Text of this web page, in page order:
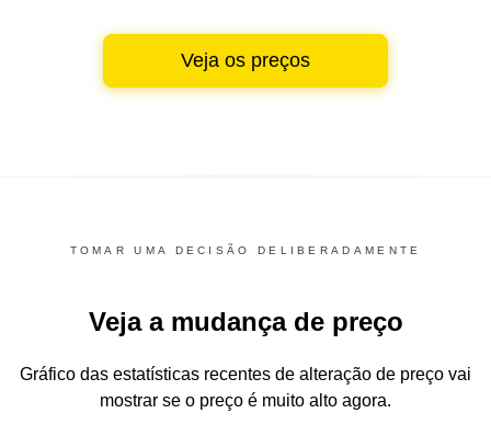
Veja os preços
TOMAR UMA DECISÃO DELIBERADAMENTE
Veja a mudança de preço
Gráfico das estatísticas recentes de alteração de preço vai
mostrar se o preço é muito alto agora.